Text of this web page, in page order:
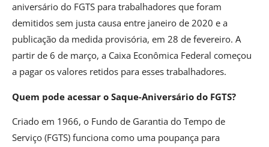
aniversário do FGTS para trabalhadores que foram
demitidos sem justa causa entre janeiro de 2020 e a
publicação da medida provisória, em 28 de fevereiro. A
partir de 6 de março, a Caixa Econômica Federal começou
a pagar os valores retidos para esses trabalhadores.
Quem pode acessar o Saque-Aniversário do FGTS?
Criado em 1966, o Fundo de Garantia do Tempo de
Serviço (FGTS) funciona como uma poupança para